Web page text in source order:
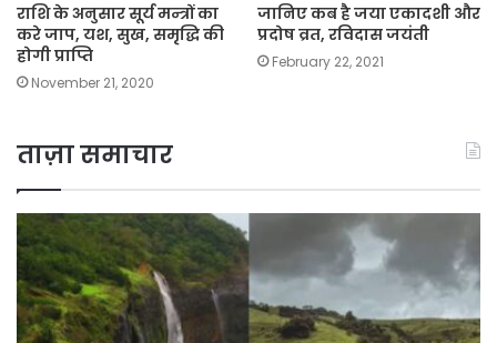
राशि के अनुसार सूर्य मन्त्रों का
करे जाप, यश, सुख, समृद्धि की
होगी प्राप्ति
November 21, 2020
जानिए कब है जया एकादशी और
प्रदोष व्रत, रविदास जयंती
February 22, 2021
ताज़ा समाचार